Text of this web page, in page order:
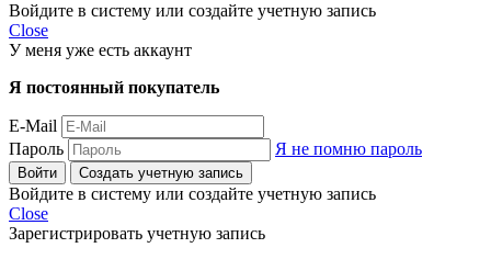
Войдите в систему или создайте учетную запись
Close
У меня уже есть аккаунт
Я постоянный покупатель
E-Mail
Пароль
Я не помню пароль
Войти Создать учетную запись
Войдите в систему или создайте учетную запись
Close
Зарегистрировать учетную запись